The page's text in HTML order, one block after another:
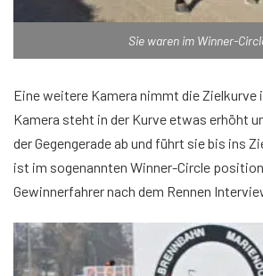
Sie waren im Winner-
Eine weitere Kamera nimmt die Zielkurve
Kamera steht in der Kurve etwas erhöht
der Gegengerade ab und führt sie bis ins
ist im sogenannten Winner-Circle
Gewinnerfahrer nach dem Rennen